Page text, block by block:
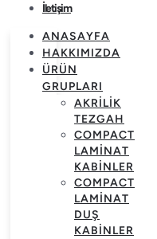
İletişim
ANASAYFA
HAKKIMIZDA
ÜRÜN
GRUPLARI
AKRILIK
TEZGAH
COMPACT
LAMINAT
KABINLER
COMPACT
LAMINAT
DUŞ
KABINLER